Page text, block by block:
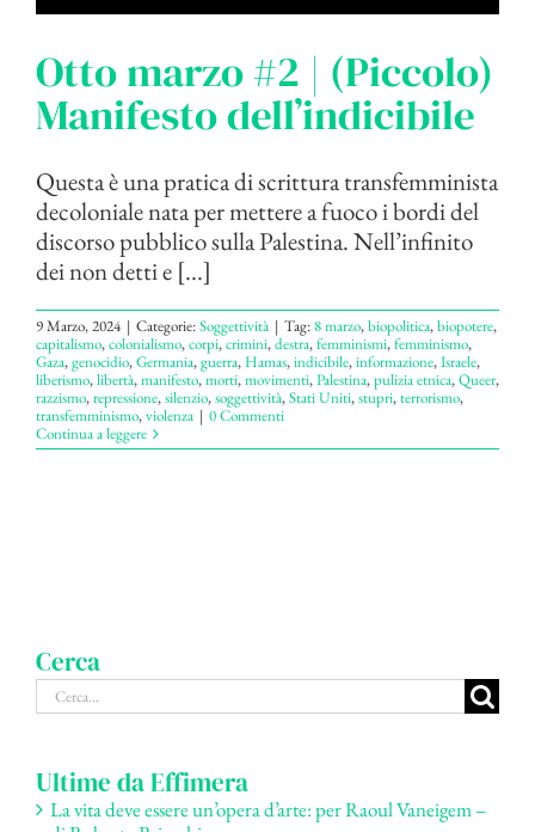
Otto marzo #2 | (Piccolo)
Manifesto dell’indicibile
Questa è una pratica di scrittura transfemminista
decoloniale nata per mettere a fuoco i bordi del
discorso pubblico sulla Palestina. Nell’infinito
dei non detti e [...]
9 Marzo, 2024 | Categorie:Soggettività | Tag:8 marzo,biopolitica,biopotere,
capitalismo,colonialismo,corpi,crimini,destra,femminismi,femminismo,
Gaza,genocidio,Germania,guerra,Hamas,indicibile,informazione,Israele,
liberismo,libertà,manifesto,morti,movimenti,Palestina,pulizia etnica,Queer,
razzismo,repressione,silenzio,soggettività,Stati Uniti,stupri,terrorismo,
transfemminismo,violenza | 0 Commenti
Continua a leggere
Cerca
Cerca
per:
Ultime da Effimera
La vita deve essere un’opera d’arte: per Raoul Vaneigem –